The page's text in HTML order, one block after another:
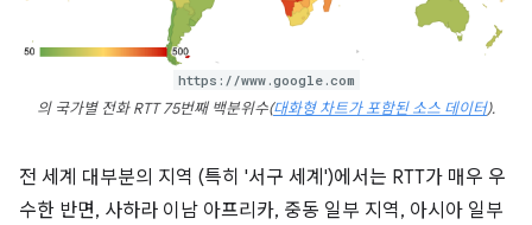
https://www.google.com
의 국가별 전화 RTT 75번째 백분위수(대화형 차트가 포함된 소스 데이터).
전 세계 대부분의 지역 (특히 '서구 세계')에서는 RTT가 매우 우
수한 반면, 사하라 이남 아프리카, 중동 일부 지역, 아시아 일부